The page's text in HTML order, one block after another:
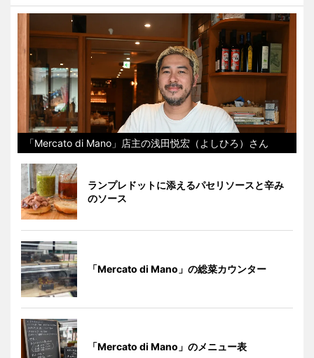
「Mercato di Mano」店主の浅田悦宏（よしひろ）さん
ランプレドットに添えるパセリソースと辛み
のソース
「Mercato di Mano」の総菜カウンター
「Mercato di Mano」のメニュー表